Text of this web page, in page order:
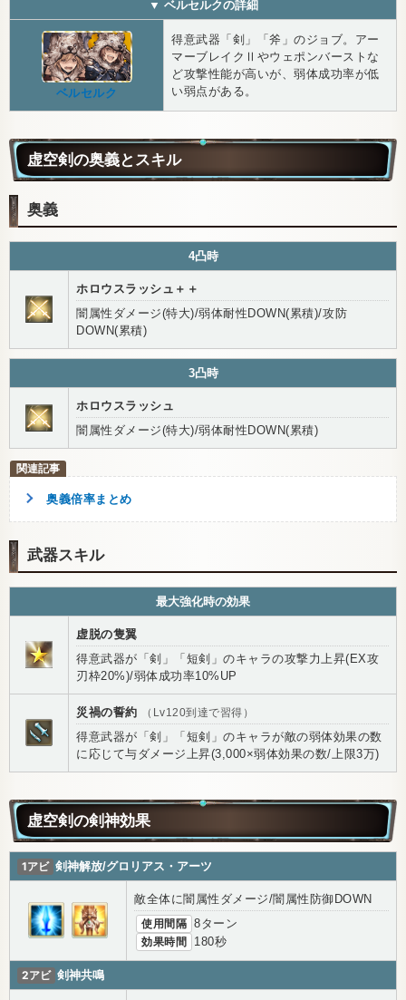
▼ ベルセルクの詳細
ベルセルク
得意武器「剣」「斧」のジョブ。アー
マーブレイクⅡやウェポンバーストな
ど攻撃性能が高いが、弱体成功率が低
い弱点がある。
虚空剣の奥義とスキル
奥義
4凸時
ホロウスラッシュ＋＋
闇属性ダメージ(特大)/弱体耐性DOWN(累積)/攻防
DOWN(累積)
3凸時
ホロウスラッシュ
闇属性ダメージ(特大)/弱体耐性DOWN(累積)
奥義倍率まとめ
武器スキル
最大強化時の効果
虚脱の隻翼
得意武器が「剣」「短剣」のキャラの攻撃力上昇(EX攻
刃枠20%)/弱体成功率10%UP
災禍の誓約 （Lv120到達で習得）
得意武器が「剣」「短剣」のキャラが敵の弱体効果の数
に応じて与ダメージ上昇(3,000×弱体効果の数/上限3万)
虚空剣の剣神効果
1アビ 剣神解放/グロリアス・アーツ
敵全体に闇属性ダメージ/闇属性防御DOWN
使用間隔 8ターン
効果時間 180秒
2アビ 剣神共鳴